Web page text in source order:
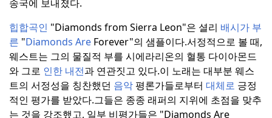
송국에 보내졌다.
힙합곡인 "Diamonds from Sierra Leon"은 셜리 배시가 부
른 "Diamonds Are Forever"의 샘플이다.서정적으로 볼 때,
웨스트는 그의 물질적 부를 시에라리온의 혈통 다이아몬드
와 그로 인한 내전과 연관짓고 있다.이 노래는 대부분 웨스
트의 서정성을 칭찬했던 음악평론가들로부터 대체로 긍정
적인 평가를 받았다.그들은 종종 래퍼의 지위에 초점을 맞추
는 것을 강조했고, 일부 비평가들은 "Diamonds Are